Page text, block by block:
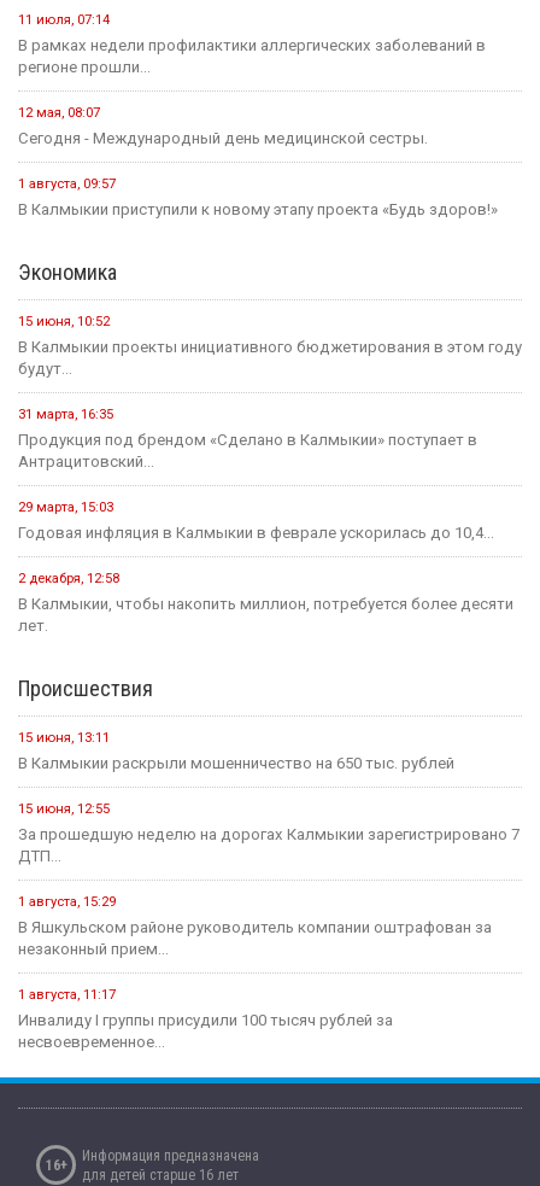
11 июля, 07:14
В рамках недели профилактики аллергических заболеваний в
регионе прошли...
12 мая, 08:07
Сегодня - Международный день медицинской сестры.
1 августа, 09:57
В Калмыкии приступили к новому этапу проекта «Будь здоров!»
Экономика
15 июня, 10:52
В Калмыкии проекты инициативного бюджетирования в этом году
будут...
31 марта, 16:35
Продукция под брендом «Сделано в Калмыкии» поступает в
Антрацитовский...
29 марта, 15:03
Годовая инфляция в Калмыкии в феврале ускорилась до 10,4...
2 декабря, 12:58
В Калмыкии, чтобы накопить миллион, потребуется более десяти
лет.
Происшествия
15 июня, 13:11
В Калмыкии раскрыли мошенничество на 650 тыс. рублей
15 июня, 12:55
За прошедшую неделю на дорогах Калмыкии зарегистрировано 7
ДТП...
1 августа, 15:29
В Яшкульском районе руководитель компании оштрафован за
незаконный прием...
1 августа, 11:17
Инвалиду I группы присудили 100 тысяч рублей за
несвоевременное...
16+
Информация предназначена
для детей старше 16 лет